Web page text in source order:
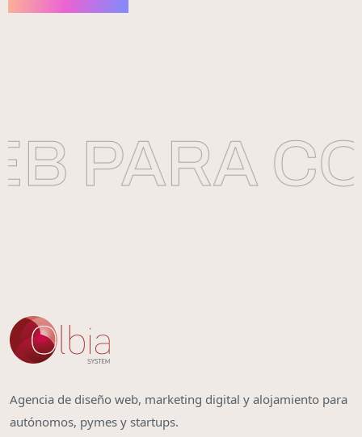
PARA
Agencia de diseño web, marketing digital y alojamiento para
autónomos, pymes y startups.